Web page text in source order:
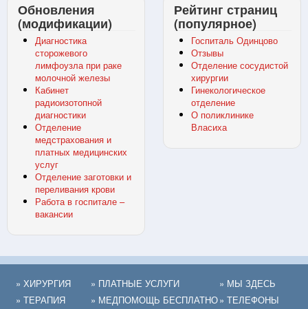
Обновления
(модификации)
Диагностика
сторожевого
лимфоузла при раке
молочной железы
Кабинет
радиоизотопной
диагностики
Отделение
медстрахования и
платных медицинских
услуг
Отделение заготовки и
переливания крови
Работа в госпитале –
вакансии
Рейтинг страниц
(популярное)
Госпиталь Одинцово
Отзывы
Отделение сосудистой
хирургии
Гинекологическое
отделение
О поликлинике
Власиха
» ХИРУРГИЯ
» ТЕРАПИЯ
» ПЛАТНЫЕ УСЛУГИ
» МЕДПОМОЩЬ БЕСПЛАТНО
» МЫ ЗДЕСЬ
» ТЕЛЕФОНЫ